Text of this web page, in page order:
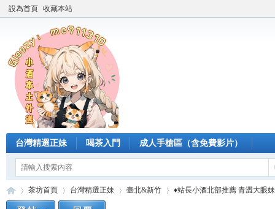
設為首頁 收藏本站
台灣精選正妹 喝茶入門 成人手槍區（含免費影片）
茶坊首頁 台灣精選正妹 臺北&新竹 ♦站長小酒北部推薦 青澀大眼